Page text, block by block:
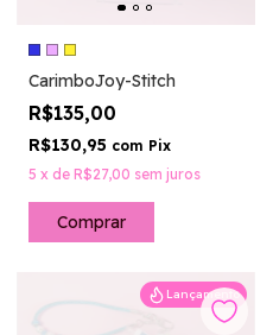
CarimboJoy-Stitch
R$135,00
R$130,95 com Pix
5 x de R$27,00 sem juros
Comprar
Lançamento